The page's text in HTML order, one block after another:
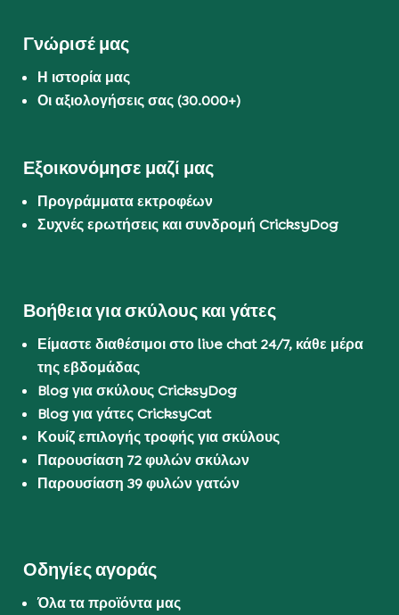
Γνώρισέ μας
Η ιστορία μας
Οι αξιολογήσεις σας (30.000+)
Εξοικονόμησε μαζί μας
Προγράμματα εκτροφέων
Συχνές ερωτήσεις και συνδρομή CricksyDog
Βοήθεια για σκύλους και γάτες
Είμαστε διαθέσιμοι στο live chat 24/7, κάθε μέρα
της εβδομάδας
Blog για σκύλους CricksyDog
Blog για γάτες CricksyCat
Κουίζ επιλογής τροφής για σκύλους
Παρουσίαση 72 φυλών σκύλων
Παρουσίαση 39 φυλών γατών
Οδηγίες αγοράς
Όλα τα προϊόντα μας